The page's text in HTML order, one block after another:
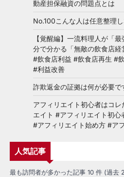
動産担保融資の問題点とは
No.100こんな人は任意整理
【覚醒編】一流料理人が「
分で分かる「無敵の飲食店
#飲食店利益 #飲食店再生 #
#利益改善
詐欺返金の証拠は何が必要で
アフィリエイト初心者はコ
エイト #アフィリエイト初
#アフィリエイト始め方 #ア
人気記事
最も訪問者が多かった記事 10 件 (過去